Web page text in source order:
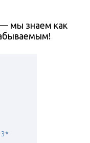
мы знаем как
3*